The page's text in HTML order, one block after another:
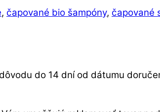
, čapované bio šampóny, čapované
do 14 dní od dátumu